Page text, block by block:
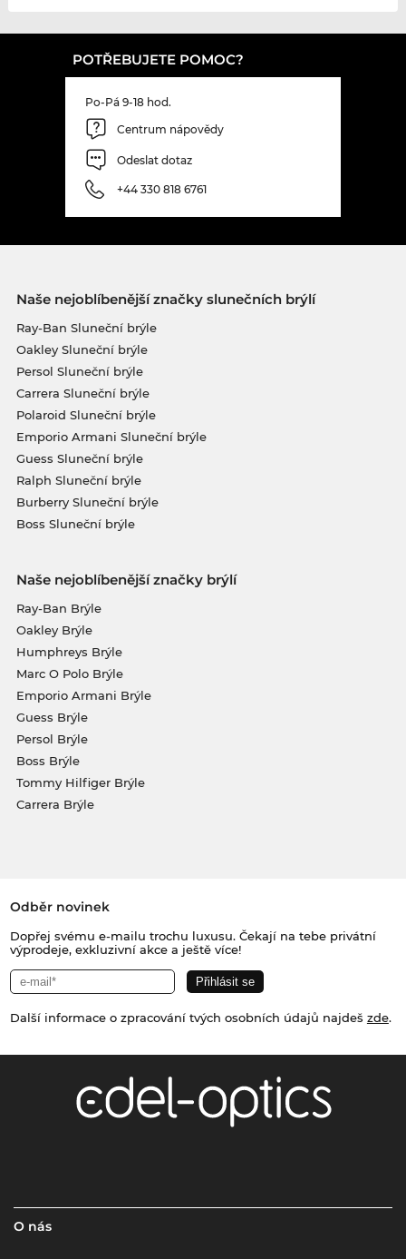
POTŘEBUJETE POMOC?
Po-Pá 9-18 hod.
Centrum nápovědy
Odeslat dotaz
+44 330 818 6761
Naše nejoblíbenější značky slunečních brýlí
Ray-Ban Sluneční brýle
Oakley Sluneční brýle
Persol Sluneční brýle
Carrera Sluneční brýle
Polaroid Sluneční brýle
Emporio Armani Sluneční brýle
Guess Sluneční brýle
Ralph Sluneční brýle
Burberry Sluneční brýle
Boss Sluneční brýle
Naše nejoblíbenější značky brýlí
Ray-Ban Brýle
Oakley Brýle
Humphreys Brýle
Marc O Polo Brýle
Emporio Armani Brýle
Guess Brýle
Persol Brýle
Boss Brýle
Tommy Hilfiger Brýle
Carrera Brýle
Odběr novinek
Dopřej svému e-mailu trochu luxusu. Čekají na tebe privátní
výprodeje, exkluzivní akce a ještě více!
Další informace o zpracování tvých osobních údajů najdeš zde.
O nás